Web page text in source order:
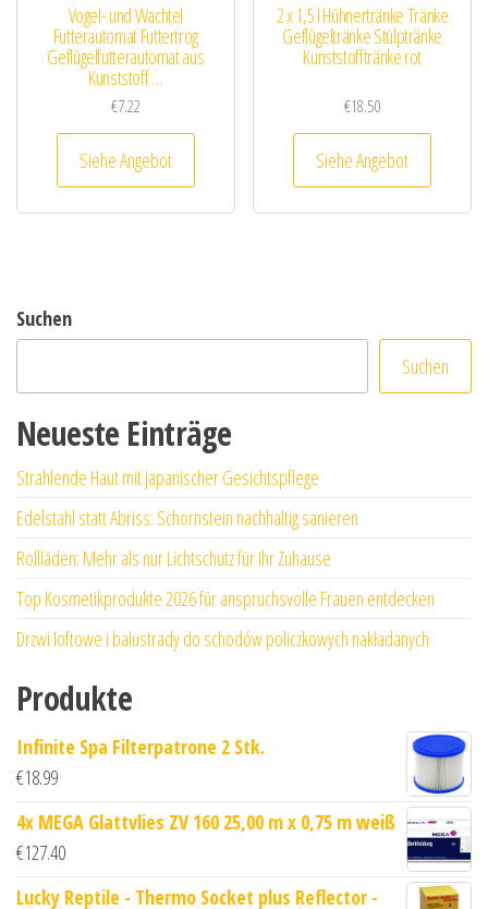
Vogel- und Wachtel
Futterautomat Futtertrog
Geflügelfutterautomat aus
Kunststoff …
€7.22
Siehe Angebot
2 x 1,5 l Hühnertränke Tränke
Geflügeltränke Stülptränke
Kunststofftränke rot
€18.50
Siehe Angebot
Suchen
Suchen
Neueste Einträge
Strahlende Haut mit japanischer Gesichtspflege
Edelstahl statt Abriss: Schornstein nachhaltig sanieren
Rollläden: Mehr als nur Lichtschutz für Ihr Zuhause
Top Kosmetikprodukte 2026 für anspruchsvolle Frauen entdecken
Drzwi loftowe i balustrady do schodów policzkowych nakładanych
Produkte
Infinite Spa Filterpatrone 2 Stk.
€18.99
4x MEGA Glattvlies ZV 160 25,00 m x 0,75 m weiß
€127.40
Lucky Reptile - Thermo Socket plus Reflector -